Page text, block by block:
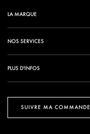
SUIVRE MA COMMANDE
LA MARQUE
NOS SERVICES
PLUS D'INFOS